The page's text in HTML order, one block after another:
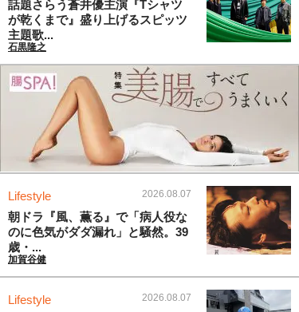
話題さらう蒼井優主演『Tシャツ
が乾くまで』盛り上げるスピッツ
主題歌...
石黒隆之
Lifestyle 2026.08.07
朝ドラ『風、薫る』で「病人役な
のに色気がダダ漏れ」と騒然。39
歳・...
加賀谷健
Lifestyle 2026.08.07